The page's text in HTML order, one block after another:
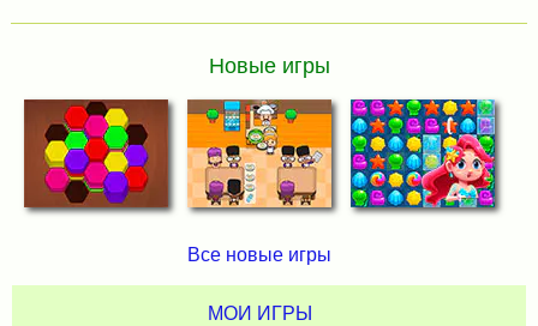
Новые игры
Все новые игры
МОИ ИГРЫ